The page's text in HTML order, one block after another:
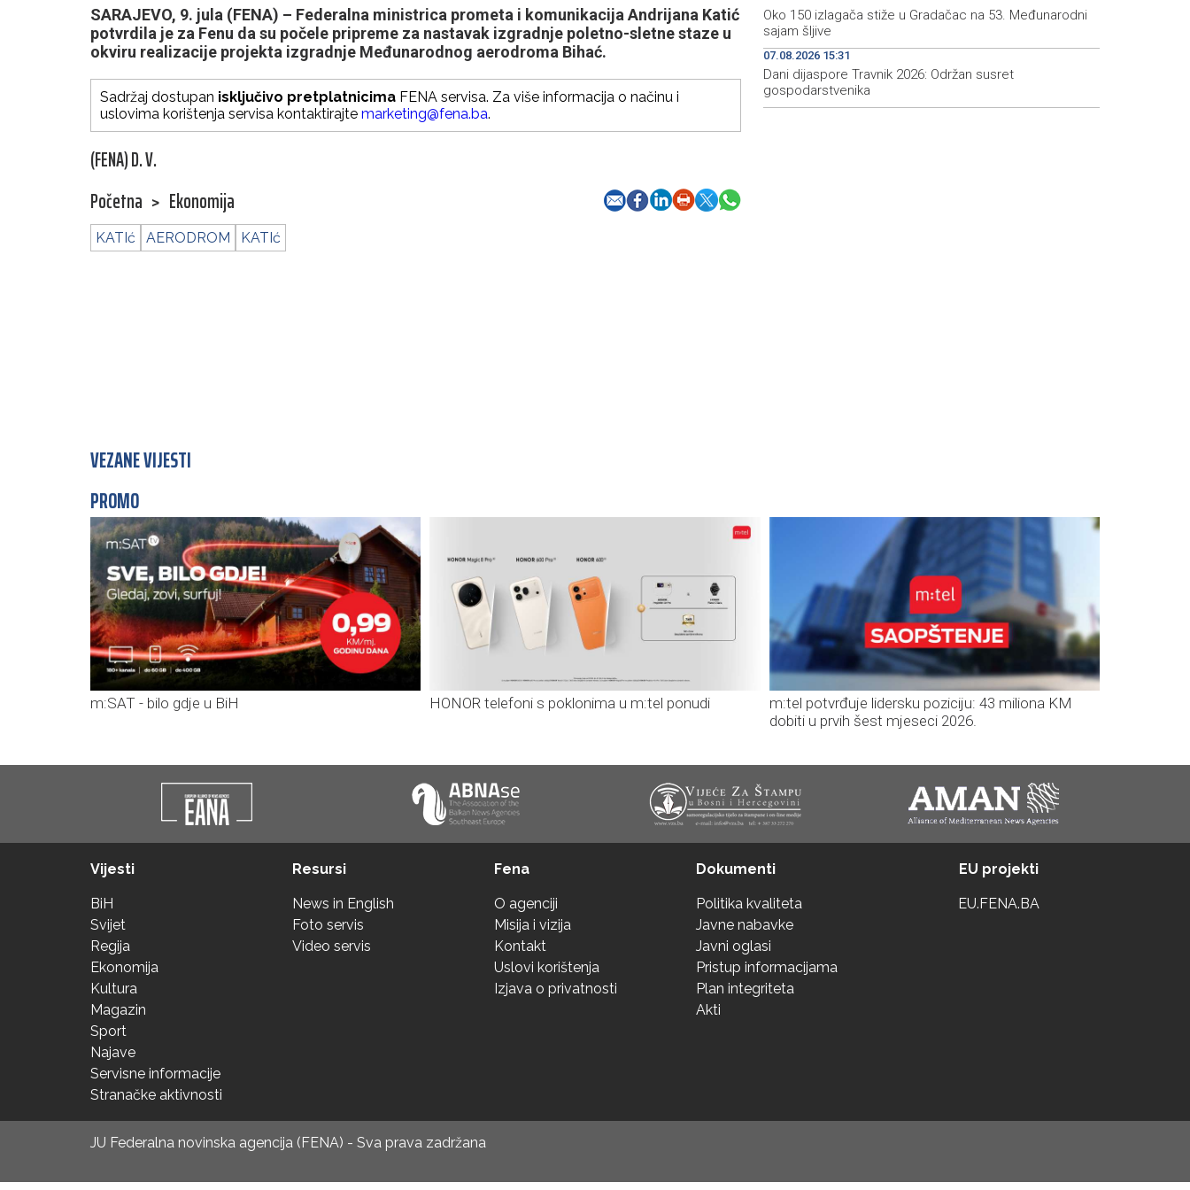
SARAJEVO, 9. jula (FENA) – Federalna ministrica prometa i komunikacija Andrijana Katić
potvrdila je za Fenu da su počele pripreme za nastavak izgradnje poletno-sletne staze u
okviru realizacije projekta izgradnje Međunarodnog aerodroma Bihać.
Sadržaj dostupan isključivo pretplatnicima FENA servisa. Za više informacija o načinu i
uslovima korištenja servisa kontaktirajte marketing@fena.ba.
(FENA) D. V.
Početna > Ekonomija
KATIć AERODROM KATIć
Oko 150 izlagača stiže u Gradačac na 53. Međunarodni
sajam šljive
07.08.2026 15:31
Dani dijaspore Travnik 2026: Održan susret
gospodarstvenika
VEZANE VIJESTI
PROMO
m:SAT - bilo gdje u BiH HONOR telefoni s poklonima u m:tel ponudi
m:tel potvrđuje lidersku poziciju: 43 miliona KM
dobiti u prvih šest mjeseci 2026.
Vijesti
BiH
Svijet
Regija
Ekonomija
Kultura
Magazin
Sport
Najave
Servisne informacije
Stranačke aktivnosti
Resursi
News in English
Foto servis
Video servis
Fena
O agenciji
Misija i vizija
Kontakt
Uslovi korištenja
Izjava o privatnosti
Dokumenti
Politika kvaliteta
Javne nabavke
Javni oglasi
Pristup informacijama
Plan integriteta
Akti
EU projekti
EU.FENA.BA
JU Federalna novinska agencija (FENA) - Sva prava zadržana